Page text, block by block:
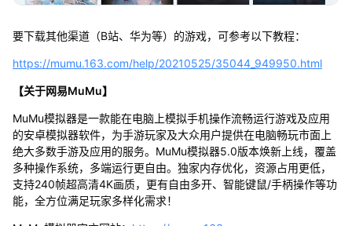
要下载其他渠道（B站、华为等）的游戏，可参考以下教程：
https://mumu.163.com/help/20210525/35044_949950.html
【关于网易MuMu】
MuMu模拟器是一款能在电脑上模拟手机操作流畅运行游戏及应用
的安卓模拟器软件，为手游玩家及大众用户提供在电脑畅玩市面上
绝大多数手游及应用的服务。MuMu模拟器5.0版本焕新上线，覆盖
多种操作系统，多端运行更自由。独家内存优化，资源占用更低，
支持240帧超高清4K画质，更有自由多开、智能键鼠/手柄操作等功
能，全方位满足玩家多样化需求！